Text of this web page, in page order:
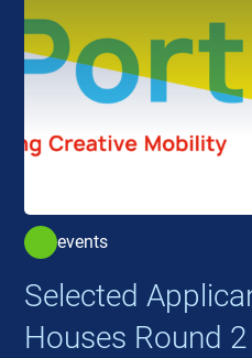
events
Selected
Houses Round 2